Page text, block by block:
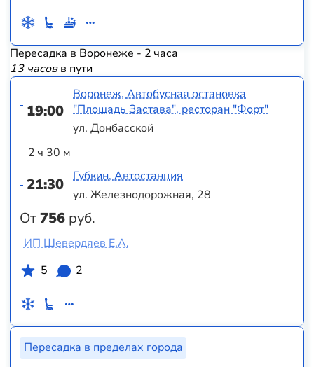
Пересадка в Воронеже - 2 часа
13 часовв пути
19:00
2 ч 30 м
21:30
От756 руб.
Воронеж, Автобусная остановка
"Площадь Застава", ресторан "Форт"
ул. Донбасской
Губкин, Автостанция
ул. Железнодорожная, 28
ИП Шевердяев Е.А.
5
2
Пересадка в пределах города